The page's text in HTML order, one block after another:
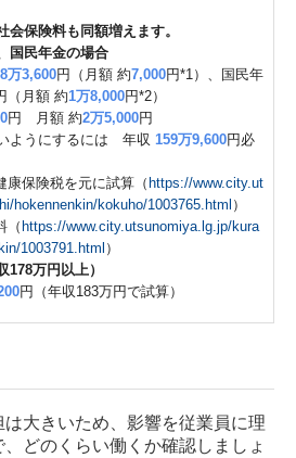
会保険料も同額増えます。
国民年金の場合
8万3,600円（月額 約7,000円*1）、国民年
（月額 約1万8,000円*2）
円 月額 約2万5,000円
ようにするには 年収 159万9,600円必
保険税を元に試算（ https://www.city.ut
hokennenkin/kokuho/1003765.html ）
（ https://www.city.utsunomiya.lg.jp/kura
1003791.html ）
178万円以上）
円（年収183万円で試算）
大きいため、影響を従業員に理
どのくらい働くか確認しましょ